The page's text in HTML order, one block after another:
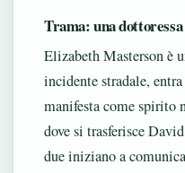
Trama: una
Elizabeth Masterson è
incidente stradale,
manifesta come spirito
dove si trasferisce
due iniziano a